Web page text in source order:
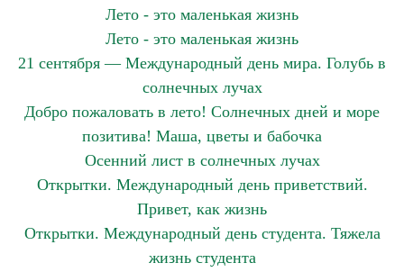
Лето - это маленькая жизнь
Лето - это маленькая жизнь
21 сентября — Международный день мира. Голубь в
солнечных лучах
Добро пожаловать в лето! Солнечных дней и море
позитива! Маша, цветы и бабочка
Осенний лист в солнечных лучах
Открытки. Международный день приветствий.
Привет, как жизнь
Открытки. Международный день студента. Тяжела
жизнь студента